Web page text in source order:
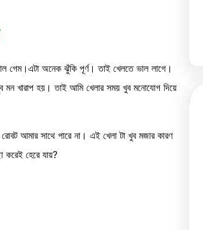
গেম।এটা অনেক ঝুঁকি পূর্ণ। তাই খেলতে ভাল লাগে।
খারাপ হয়। তাই আমি খেলার সময় খুব মনোযোগ দিয়ে
আমার সাথে পারে না। এই খেলা টা খুব মজার কারণ
হেরে যায়?